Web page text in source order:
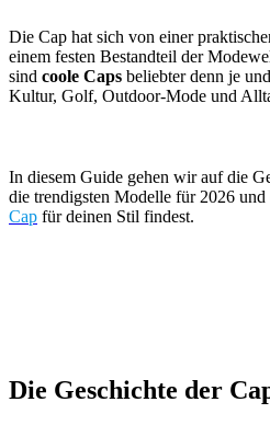
Die Cap hat sich von einer
einem festen Bestandteil der
sind coole Caps beliebter denn je
Kultur, Golf, Outdoor-Mode und
In diesem Guide gehen wir auf die
die trendigsten Modelle für 2026
Cap für deinen Stil findest.
Die Geschichte der